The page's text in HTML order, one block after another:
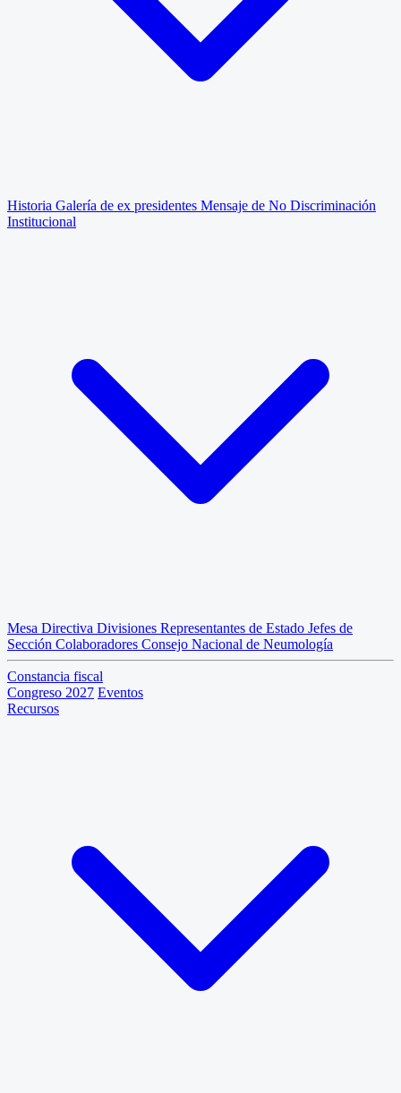
Historia Galería de ex presidentes Mensaje de No Discriminación
Institucional
Mesa Directiva Divisiones Representantes de Estado Jefes de
Sección Colaboradores Consejo Nacional de Neumología
Constancia fiscal
Congreso 2027 Eventos
Recursos